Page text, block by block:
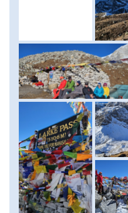
körtúra emblematikus
hágóban készítjük el a
imazászlóinkat,
ereszkedésünket a másik
hágó környéke
mindenképpen legyen
szállásunkra, ahol
hihetetlen élményt.
fel/ 1580 méter le, táv: kb.